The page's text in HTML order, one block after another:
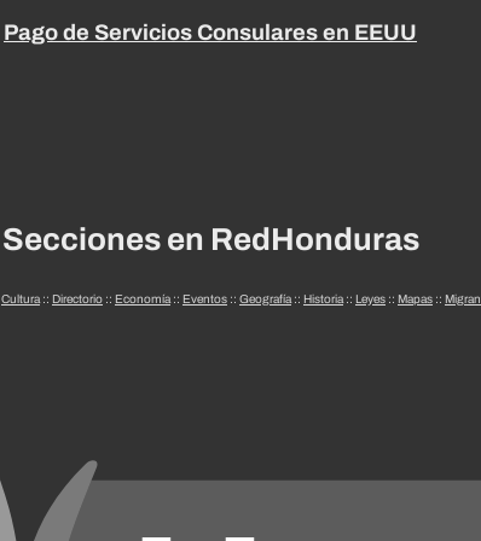
Pago de Servicios Consulares en EEUU
Secciones en RedHonduras
Cultura :: Directorio :: Economía :: Eventos :: Geografía :: Historia :: Leyes :: Mapas ::